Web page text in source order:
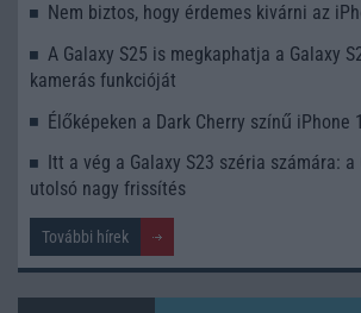
Nem biztos, hogy érdemes kivárni az
A Galaxy S25 is megkaphatja a Galaxy
kamerás funkcióját
Élőképeken a Dark Cherry színű iPhone
Itt a vég a Galaxy S23 széria számára:
utolsó nagy frissítés
További hírek